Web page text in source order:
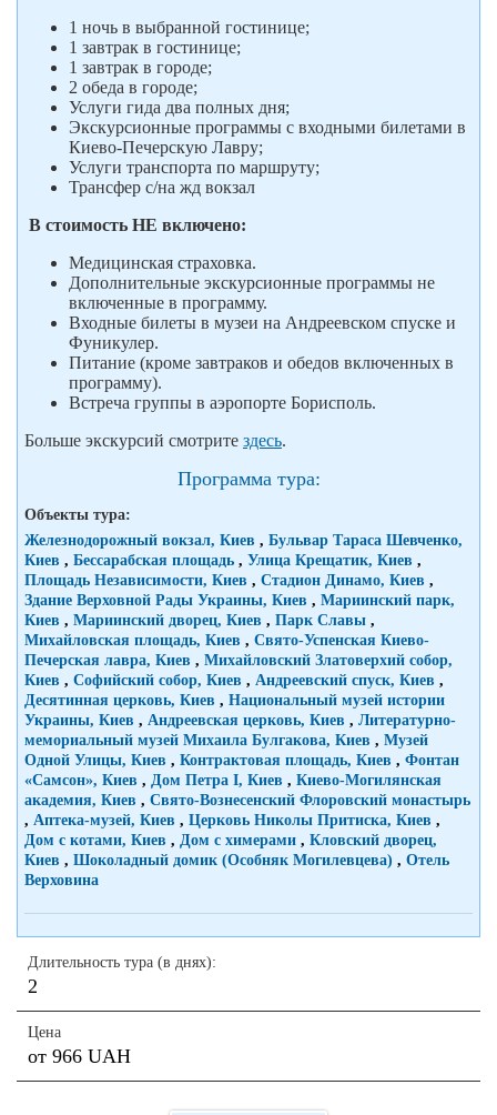
1 ночь в выбранной гостинице;
1 завтрак в гостинице;
1 завтрак в городе;
2 обеда в городе;
Услуги гида два полных дня;
Экскурсионные программы с входными билетами в
Киево-Печерскую Лавру;
Услуги транспорта по маршруту;
Трансфер с/на жд вокзал
В стоимость НЕ включено:
Медицинская страховка.
Дополнительные экскурсионные программы не
включенные в программу.
Входные билеты в музеи на Андреевском спуске и
Фуникулер.
Питание (кроме завтраков и обедов включенных в
программу).
Встреча группы в аэропорте Борисполь.
Больше экскурсий смотрите здесь.
Программа тура:
Объекты тура:
Железнодорожный вокзал, Киев , Бульвар Тараса Шевченко,
Киев , Бессарабская площадь , Улица Крещатик, Киев ,
Площадь Независимости, Киев , Стадион Динамо, Киев ,
Здание Верховной Рады Украины, Киев , Мариинский парк,
Киев , Мариинский дворец, Киев , Парк Славы ,
Михайловская площадь, Киев , Свято-Успенская Киево-
Печерская лавра, Киев , Михайловский Златоверхий собор,
Киев , Софийский собор, Киев , Андреевский спуск, Киев ,
Десятинная церковь, Киев , Национальный музей истории
Украины, Киев , Андреевская церковь, Киев , Литературно-
мемориальный музей Михаила Булгакова, Киев , Музей
Одной Улицы, Киев , Контрактовая площадь, Киев , Фонтан
«Самсон», Киев , Дом Петра I, Киев , Киево-Могилянская
академия, Киев , Свято-Вознесенский Флоровский монастырь
, Аптека-музей, Киев , Церковь Николы Притиска, Киев ,
Дом с котами, Киев , Дом с химерами , Кловский дворец,
Киев , Шоколадный домик (Особняк Могилевцева) , Отель
Верховина
Длительность тура (в днях):
2
Цена
от 966 UAH